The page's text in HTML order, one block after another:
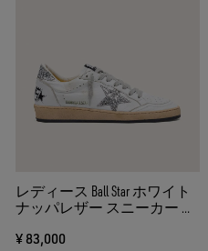
レディース Ball Star ホワイト
ナッパレザー スニーカー シ
＆ヒールタブ付き
¥ 83,000